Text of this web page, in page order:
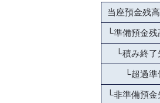
当座預金残
└準備預金残
└積み終了
└超過準
└非準備預金